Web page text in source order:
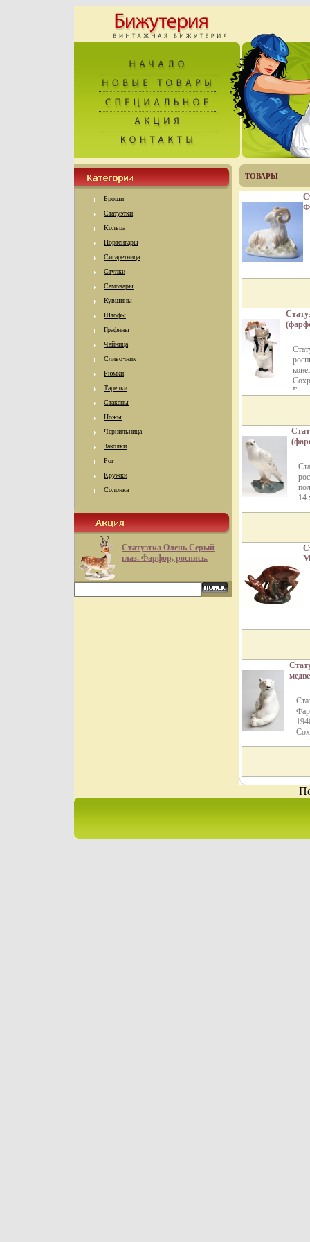
Броши
Статуэтки
Кольца
Портсигары
Сигаретница
Ступки
Самовары
Кувшины
Штофы
Графины
Чайница
Сливочник
Рюмки
Тарелки
Стаканы
Ножы
Чернильница
Заколки
Рог
Кружки
Солонка
Статуэтка Олень Серый
глаз. Фарфор, роспись.
ТОВАРЫ
Без
14